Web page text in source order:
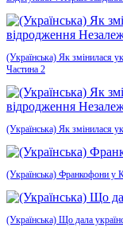
(Українська) Як змінилася
Частина 2
(Українська) Як змінилася
(Українська) Франкофони у
(Українська) Що дала